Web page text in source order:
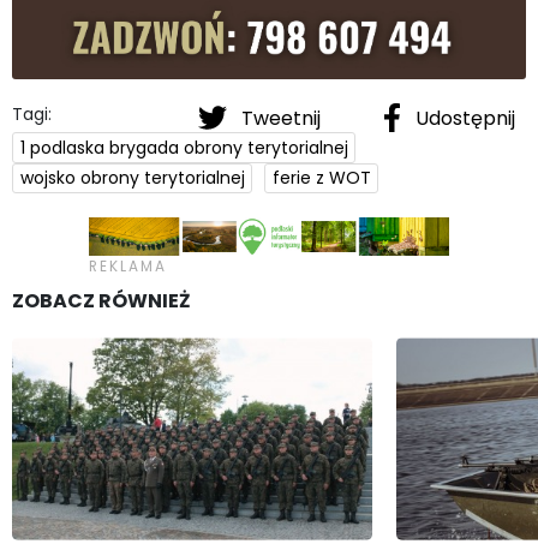
Tweetnij Udostępnij
Tagi:
1 podlaska brygada obrony terytorialnej
wojsko obrony terytorialnej
ferie z WOT
ZOBACZ RÓWNIEŻ